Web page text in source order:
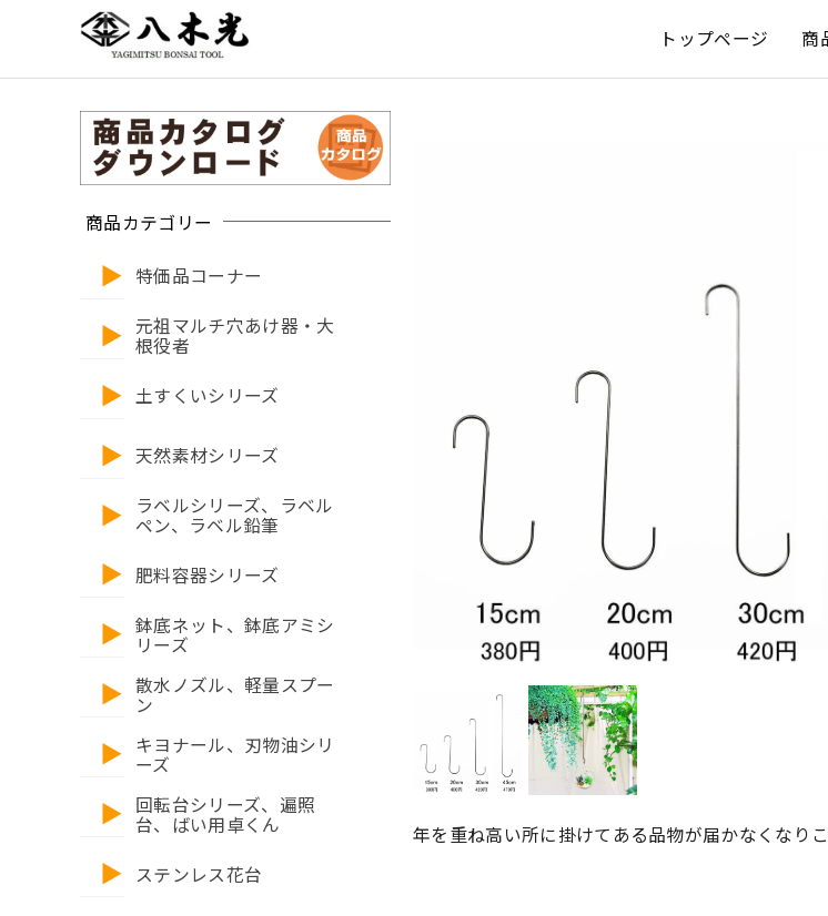
トップページ 商
商品カテゴリー
特価品コーナー
元祖マルチ穴あけ器・大
根役者
土すくいシリーズ
天然素材シリーズ
ラベルシリーズ、ラベル
ペン、ラベル鉛筆
肥料容器シリーズ
鉢底ネット、鉢底アミシ
リーズ
散水ノズル、軽量スプー
ン
キヨナール、刃物油シリ
ーズ
回転台シリーズ、遍照
台、ばい用卓くん
ステンレス花台
年を重ね高い所に掛けてある品物が届かなくなり